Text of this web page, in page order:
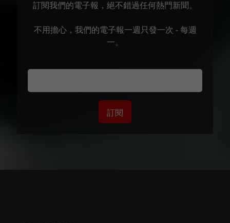
訂閱我們的電子報，絕不錯過任何熱門新聞。
不用擔心，我們的電子報一週只發一次 - 每週
一。
訂閱